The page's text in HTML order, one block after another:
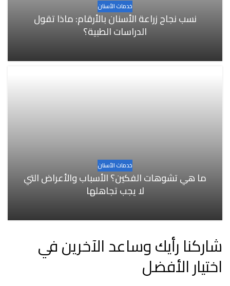
خدمات الأسنان
نسب نجاح زراعة الأسنان بالأرقام: ماذا تقول
الدراسات الطبية؟
خدمات الأسنان
ما هي تشوهات الفكين؟ الأسباب والأعراض التي
لا يجب تجاهلها
شاركنا رأيك وساعد الآخرين في
اختيار الأفضل